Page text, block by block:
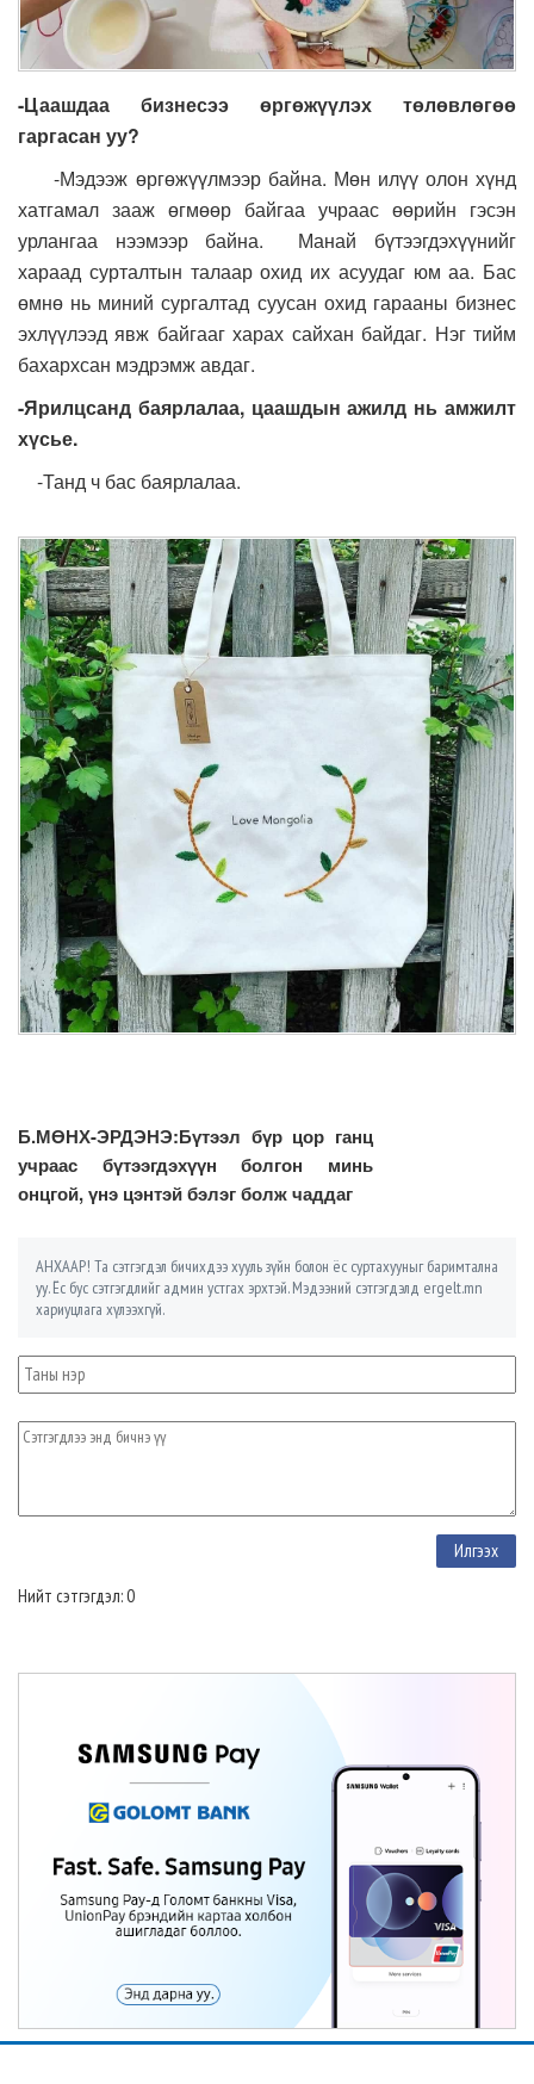
-Цаашдаа бизнесээ өргөжүүлэх төлөвлөгөө
гаргасан уу?
-Мэдээж өргөжүүлмээр байна. Мөн илүү олон хүнд
хатгамал зааж өгмөөр байгаа учраас өөрийн гэсэн
урлангаа нээмээр байна. Манай бүтээгдэхүүнийг
хараад сурталтын талаар охид их асуудаг юм аа. Бас
өмнө нь миний сургалтад суусан охид гарааны бизнес
эхлүүлээд явж байгааг харах сайхан байдаг. Нэг тийм
бахархсан мэдрэмж авдаг.
-Ярилцсанд баярлалаа, цаашдын ажилд нь амжилт
хүсье.
-Танд ч бас баярлалаа.
Б.МӨНХ-ЭРДЭНЭ:Бүтээл бүр цор ганц
учраас бүтээгдэхүүн болгон минь
онцгой, үнэ цэнтэй бэлэг болж чаддаг
АНХААР! Та сэтгэгдэл бичихдээ хууль зүйн болон ёс суртахууныг баримтална
уу. Ёс бус сэтгэгдлийг админ устгах эрхтэй. Мэдээний сэтгэгдэлд ergelt.mn
хариуцлага хүлээхгүй.
Нийт сэтгэгдэл: 0